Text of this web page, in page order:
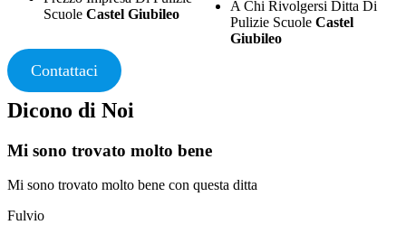
Scuole Castel Giubileo
A Chi Rivolgersi Ditta Di
Pulizie Scuole Castel
Giubileo
Contattaci
Dicono di Noi
Mi sono trovato molto bene
Mi sono trovato molto bene con questa ditta
Fulvio